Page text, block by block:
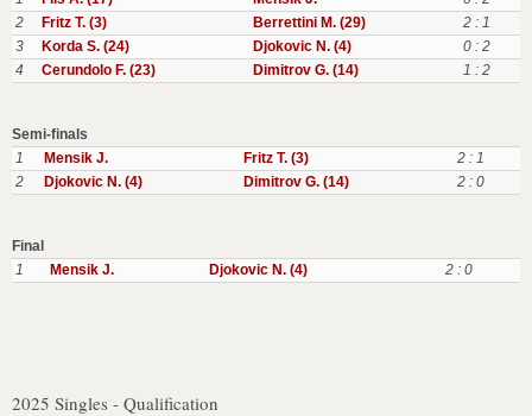
2
Fritz T. (3) Berrettini M. (29)
2 : 1
3
Korda S. (24) Djokovic N. (4)
0 : 2
4
Cerundolo F. (23) Dimitrov G. (14) 1 : 2
Semi-finals
1
Mensik J. Fritz T. (3)
2 : 1
2
Djokovic N. (4) Dimitrov G. (14) 2 : 0
Final
1
Mensik J. Djokovic N. (4) 2 : 0
2025 Singles - Qualification